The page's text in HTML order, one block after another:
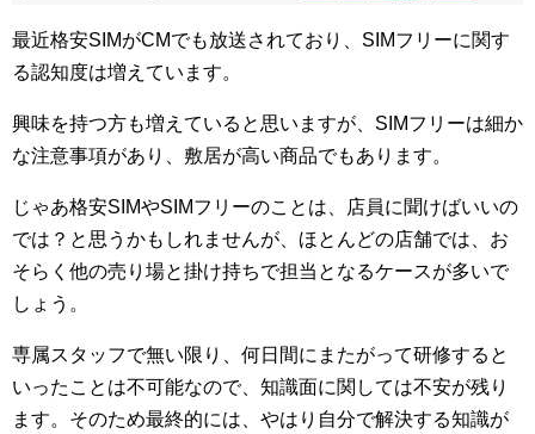
最近格安SIMがCMでも放送されており、SIMフリーに関す
る認知度は増えています。
興味を持つ方も増えていると思いますが、SIMフリーは細か
な注意事項があり、敷居が高い商品でもあります。
じゃあ格安SIMやSIMフリーのことは、店員に聞けばいいの
では？と思うかもしれませんが、ほとんどの店舗では、お
そらく他の売り場と掛け持ちで担当となるケースが多いで
しょう。
専属スタッフで無い限り、何日間にまたがって研修すると
いったことは不可能なので、知識面に関しては不安が残り
ます。そのため最終的には、やはり自分で解決する知識が